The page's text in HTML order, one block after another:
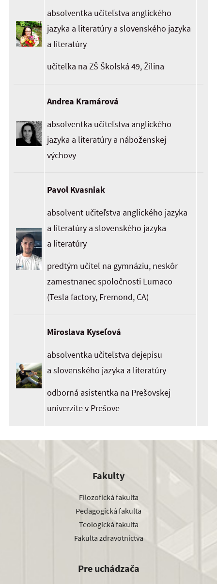
absolventka učiteľstva anglického
jazyka a literatúry a slovenského jazyka
a literatúry
učiteľka na ZŠ Školská 49, Žilina
Andrea Kramárová
absolventka učiteľstva anglického
jazyka a literatúry a náboženskej
výchovy
Pavol Kvasniak
absolvent učiteľstva anglického jazyka
a literatúry a slovenského jazyka
a literatúry
predtým učiteľ na gymnáziu, neskôr
zamestnanec spoločnosti Lumaco
(Tesla factory, Fremond, CA)
Miroslava Kyseľová
absolventka učiteľstva dejepisu
a slovenského jazyka a literatúry
odborná asistentka na Prešovskej
univerzite v Prešove
Fakulty
Filozofická fakulta
Pedagogická fakulta
Teologická fakulta
Fakulta zdravotníctva
Pre uchádzača